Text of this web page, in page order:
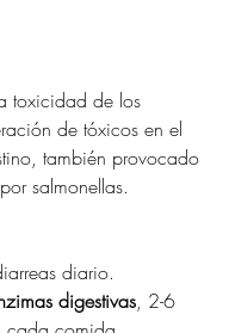
toxicidad de los
de tóxicos en el
también provocado
salmonellas.
diario.
digestivas, 2-6